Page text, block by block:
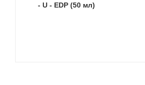
- U - EDP (50 мл)